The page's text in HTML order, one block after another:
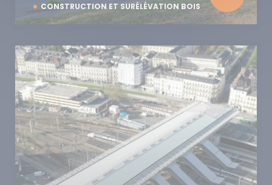
CONSTRUCTION ET SURÉLÉVATION BOIS